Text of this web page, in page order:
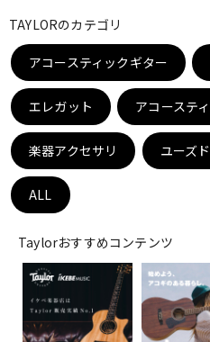
管楽器
DJ機器
DTM オンライン納品
TAYLORのカテゴリ
アコースティックギター
エレガット アコーステ
楽器アクセサリ ユーズド
ALL
Taylorおすすめコンテンツ